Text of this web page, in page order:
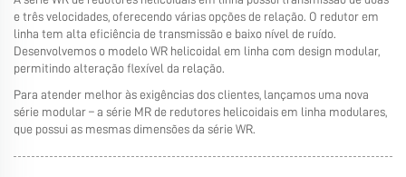
e três velocidades, oferecendo várias opções de relação. O redutor em
linha tem alta eficiência de transmissão e baixo nível de ruído.
Desenvolvemos o modelo WR helicoidal em linha com design modular,
permitindo alteração flexível da relação.
Para atender melhor às exigências dos clientes, lançamos uma nova
série modular – a série MR de redutores helicoidais em linha modulares,
que possui as mesmas dimensões da série WR.